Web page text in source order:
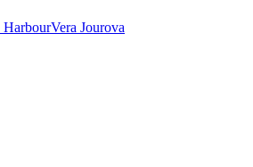
HarbourVera Jourova